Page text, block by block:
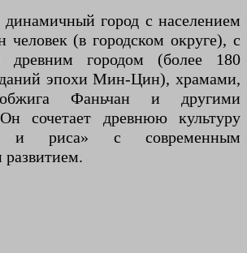
город с населением
человек (в городском округе), с
древним городом (более 180
эпохи Мин-Цин), храмами,
Фаньчан и другими
сочетает древнюю культуру
и риса» с современным